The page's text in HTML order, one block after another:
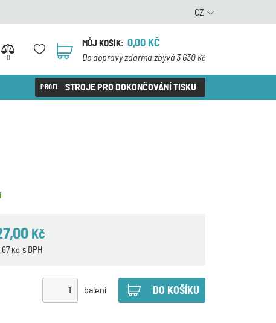
CZ
0
0
MŮJ KOŠÍK: 0,00 KČ
Do dopravy zdarma zbývá 3 630 Kč
STROJE PRO DOKONČOVÁNÍ TISKU
Kč
s DPH
Kč
balení